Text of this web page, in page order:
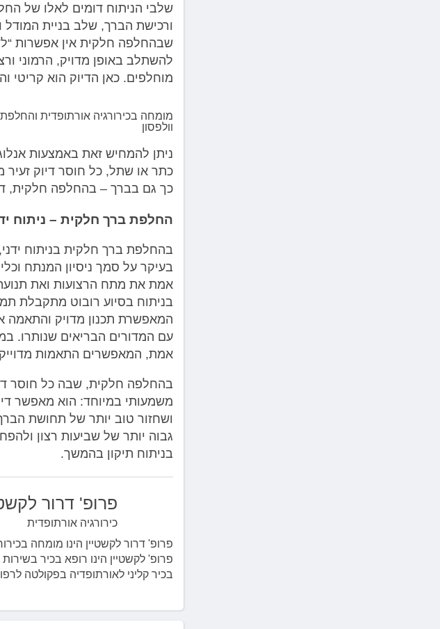
שלבי הניתוח דומים לאלו של
ורכישת הברך, שלב בניית המודל
שבהחלפה חלקית אין אפשרות
להשתלב באופן מדויק, הרמוני
מוחלפים. כאן הדיוק הוא קריטי
מומחה בכירורגיה אורתופדית
וולפסון
ניתן להמחיש זאת באמצעות
כתר או שתל, כל חוסר דיוק זעיר
כך גם בברך – בהחלפה חלקית,
החלפת ברך חלקית – ניתוח
בהחלפת ברך חלקית בניתוח
בעיקר על סמך ניסיון המנתח
אמת את מתח הרצועות ואת
בניתוח בסיוע רובוט מתקבלת
המאפשרת תכנון מדויק והתאמה
עם המדורים הבריאים שנותרו.
אמת, המאפשרים התאמות
בהחלפה חלקית, שבה כל חוסר
משמעותי במיוחד: הוא מאפשר
ושחזור טוב יותר של תחושת
גבוה יותר של שביעות רצון
בניתוח תיקון בהמשך.
פרופ' דרור
כירורגיה אורתופדית
פרופ' דרור לקשטיין הינו מומחה
פרופ' לקשטיין הינו רופא בכיר
בכיר קליני לאורתופדיה בפקולטה